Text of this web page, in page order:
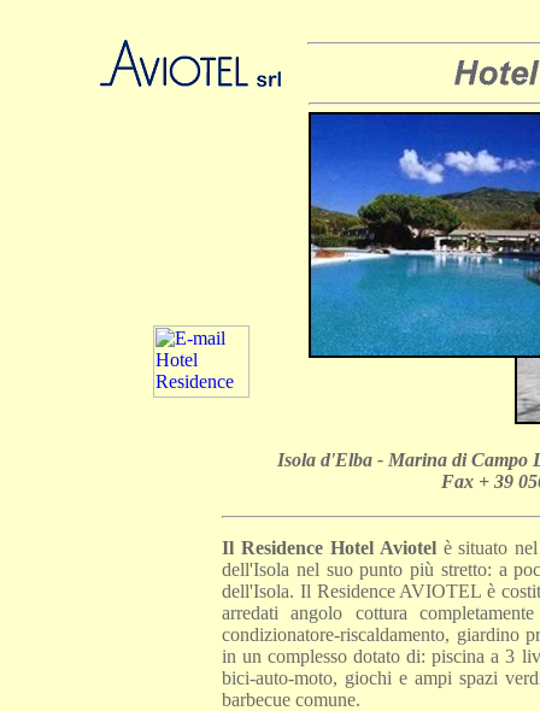
Il Residence Hotel Aviotel è situato
dell'Isola nel suo punto più stretto: a
dell'Isola. Il Residence AVIOTEL è
arredati angolo cottura
condizionatore-riscaldamento, giardino
in un complesso dotato di: piscina a 3
bici-auto-moto, giochi e ampi spazi
barbecue comune.
Isola d'Elba - Marina di Campo
Fax + 39